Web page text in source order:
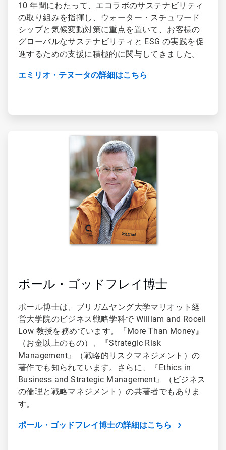
10 年間にわたって、エコラボのサステナビリティ
の取り組みを指揮し、ウォーター・スチュワード
シップと気候変動対策に重点を置いて、お客様の
グローバルなサステナビリティと ESG の実践を促
進するための支援に積極的に関与してきました。
エミリオ・テヌータの詳細はこちら
ポール・ゴッドフレイ博士
ポール博士は、ブリガムヤング大学マリオット経
営大学院のビジネス戦略学科で William and Roceil
Low 教授を務めています。『More Than Money 』
（お金以上のもの）、『Strategic Risk
Management 』（戦略的リスクマネジメント）の
著作でも知られています。さらに、『Ethics in
Business and Strategic Management 』（ビジネス
の倫理と戦略マネジメント）の共著者でもありま
す。
ポール・ゴッドフレイ博士の詳細はこちら